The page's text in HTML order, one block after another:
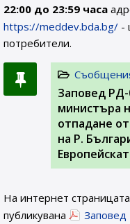
22:00 до 23:59 часа
https://meddev.bda.bg/ -
потребители.
Заповед РД-
министъра
отпадане
на Р.
На интернет
публикувана